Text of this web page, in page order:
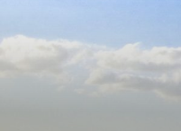
contenuto